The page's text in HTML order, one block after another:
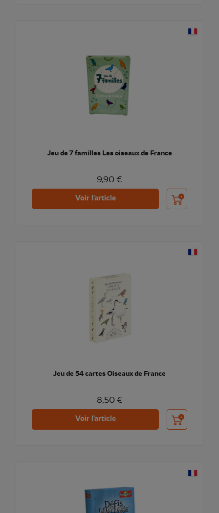
Jeu de 7 familles Les oiseaux de France
9,90 €
Voir l'article Ajouter au
Jeu de 54 cartes Oiseaux de France
8,50 €
Voir l'article Ajouter au